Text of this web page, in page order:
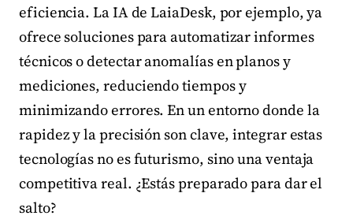
eficiencia. La IA de LaiaDesk, por ejemplo, ya
ofrece soluciones para automatizar informes
técnicos o detectar anomalías en planos y
mediciones, reduciendo tiempos y
minimizando errores. En un entorno donde la
rapidez y la precisión son clave, integrar estas
tecnologías no es futurismo, sino una ventaja
competitiva real. ¿Estás preparado para dar el
salto?